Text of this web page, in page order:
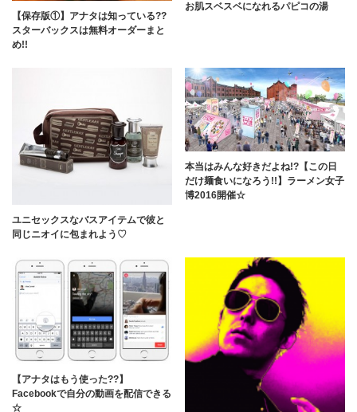
【保存版①】アナタは知っている??
スターバックスは無料オーダーまと
め!!
お肌スベスベになれるパピコの湯
ユニセックスなバスアイテムで彼と
同じニオイに包まれよう♡
本当はみんな好きだよね!?【この日
だけ麺食いになろう!!】ラーメン女子
博2016開催☆
【アナタはもう使った??】
Facebookで自分の動画を配信できる
☆